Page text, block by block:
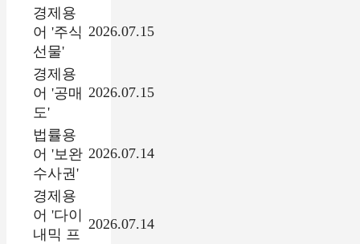
경제용
어 '주식
선물'
2026.07.15
경제용
어 '공매
도'
2026.07.15
법률용
어 '보완
수사권'
2026.07.14
경제용
어 '다이
내믹 프
2026.07.14